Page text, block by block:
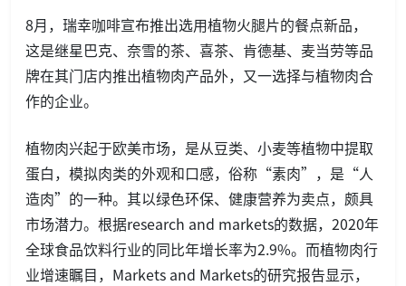
8月，瑞幸咖啡宣布推出选用植物火腿片的餐点新品，
这是继星巴克、奈雪的茶、喜茶、肯德基、麦当劳等品
牌在其门店内推出植物肉产品外，又一选择与植物肉合
作的企业。
植物肉兴起于欧美市场，是从豆类、小麦等植物中提取
蛋白，模拟肉类的外观和口感，俗称“素肉”，是“人
造肉”的一种。其以绿色环保、健康营养为卖点，颇具
市场潜力。根据research and markets的数据，2020年
全球食品饮料行业的同比年增长率为2.9%。而植物肉行
业增速瞩目，Markets and Markets的研究报告显示，